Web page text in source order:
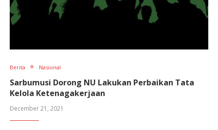
Berita Nasional
Sarbumusi Dorong NU Lakukan Perbaikan Tata
Kelola Ketenagakerjaan
December 21, 2021